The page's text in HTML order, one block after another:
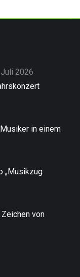
2026
in einem
„Musikzug
von